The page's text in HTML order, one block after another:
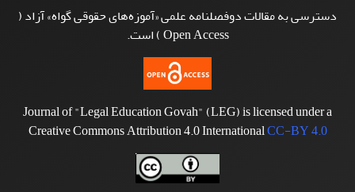
دسترسی به مقالات دوفصلنامه علمی «آموزه‌های حقوقی گواه» آزاد (
Open Access ) است.
Journal of "Legal Education Govah" (LEG) is licensed under a
Creative Commons Attribution 4.0 InternationalCC-BY 4.0